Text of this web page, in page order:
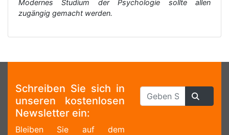
Modernes Studium der Psychologie sollte allen
zugängig gemacht werden.
Schreiben Sie sich in
unseren kostenlosen
Newsletter ein:
Bleiben Sie auf dem